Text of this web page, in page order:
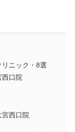
ニック・8選
口院
西口院